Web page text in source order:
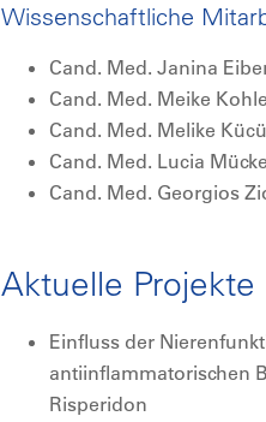
Wissenschaftliche
Cand. Med. Janina
Cand. Med. Meike
Cand. Med. Melike
Cand. Med. Lucia Mücke
Cand. Med. Georgios
Aktuelle Projekte
Einfluss der
antiinflammatorischen
Risperidon